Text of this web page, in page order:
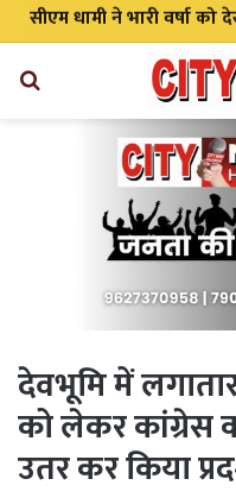
देवभूमि में
को लेकर कांग्रेस
उतर कर किया